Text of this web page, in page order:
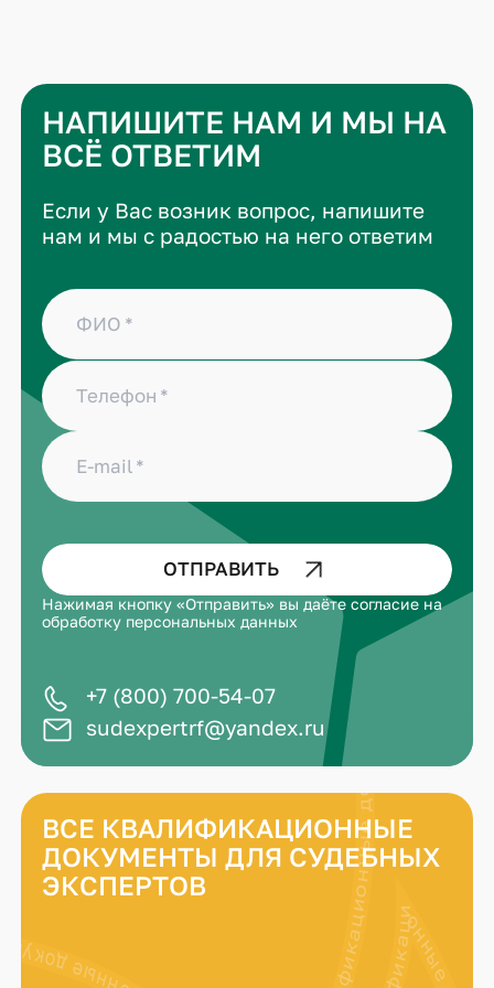
НАПИШИТЕ НАМ И МЫ НА
ВСЁ ОТВЕТИМ
Если у Вас возник вопрос, напишите
нам и мы с радостью на него ответим
ФИО
Телефон
E-mail
ОТПРАВИТЬ
Нажимая кнопку «Отправить» вы даёте согласие на
обработку персональных данных
+7 (800) 700-54-07
sudexpertrf@yandex.ru
ВСЕ КВАЛИФИКАЦИОННЫЕ
ДОКУМЕНТЫ ДЛЯ СУДЕБНЫХ
ЭКСПЕРТОВ